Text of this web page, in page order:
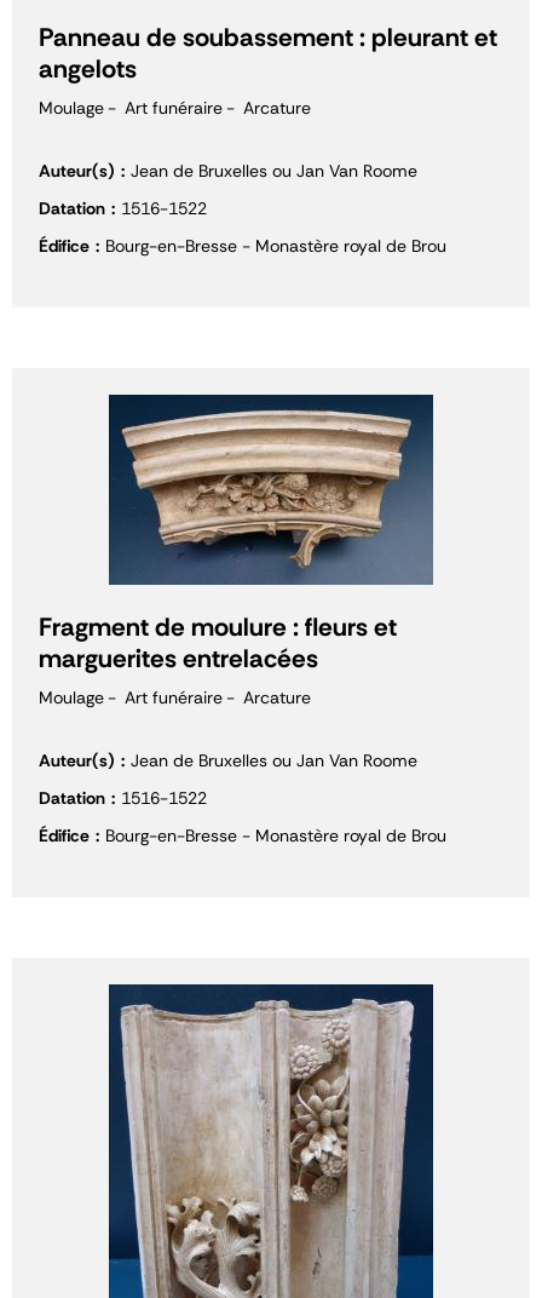
Panneau de soubassement : pleurant et
angelots
Moulage Art funéraire Arcature
Auteur(s)
Jean de Bruxelles ou Jan Van Roome
Datation
1516-1522
Édifice
Bourg-en-Bresse - Monastère royal de Brou
Fragment de moulure : fleurs et
marguerites entrelacées
Moulage Art funéraire Arcature
Auteur(s)
Jean de Bruxelles ou Jan Van Roome
Datation
1516-1522
Édifice
Bourg-en-Bresse - Monastère royal de Brou